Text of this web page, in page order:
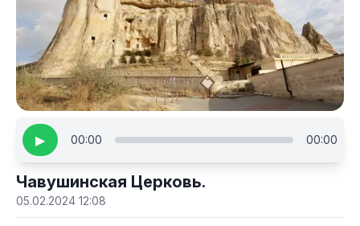
▶ 00:00 00:00
Чавушинская Церковь.
05.02.2024 12:08